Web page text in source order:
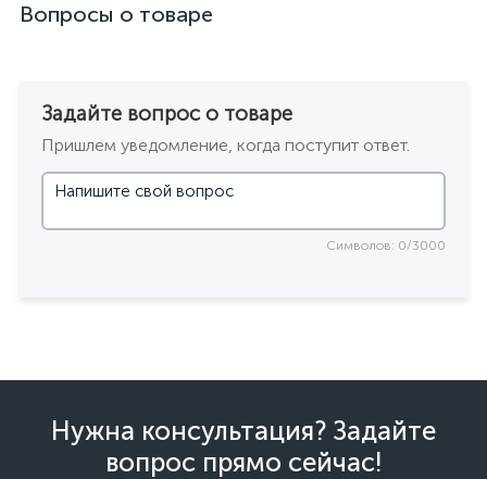
Вопросы о товаре
Задайте вопрос о товаре
Пришлем уведомление, когда поступит ответ.
Символов: 0/3000
Нужна консультация? Задайте
вопрос прямо сейчас!